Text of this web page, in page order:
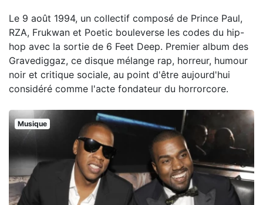
Le 9 août 1994, un collectif composé de Prince Paul,
RZA, Frukwan et Poetic bouleverse les codes du hip-
hop avec la sortie de 6 Feet Deep. Premier album des
Gravediggaz, ce disque mélange rap, horreur, humour
noir et critique sociale, au point d'être aujourd'hui
considéré comme l'acte fondateur du horrorcore.
Musique